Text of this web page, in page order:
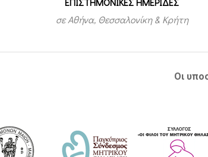
σε Αθήνα, Θεσσαλονίκη & Κρήτη
Οι